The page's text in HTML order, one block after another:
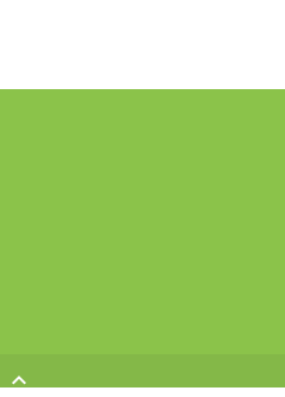
keyboard_arrow_up